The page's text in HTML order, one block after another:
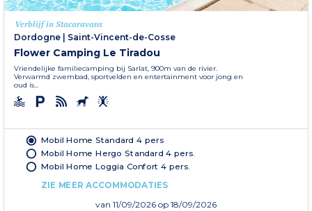
Verblijf in Stacaravans
Dordogne | Saint-Vincent-de-Cosse
Flower Camping Le Tiradou
Vriendelijke familiecamping bij Sarlat, 900m van de rivier.
Verwarmd zwembad, sportvelden en entertainment voor jong en
oud is...
Mobil Home Standard 4 pers
Mobil Home Hergo Standard 4 pers.
Mobil Home Loggia Confort 4 pers.
ZIE MEER ACCOMMODATIES
van 11/09/2026 op 18/09/2026